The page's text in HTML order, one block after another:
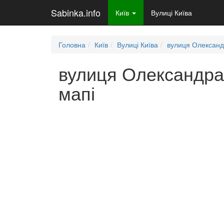
Sabinka.info Київ Вулиці Київа
Головна Київ Вулиці Київа вулиця
вулиця
мапі